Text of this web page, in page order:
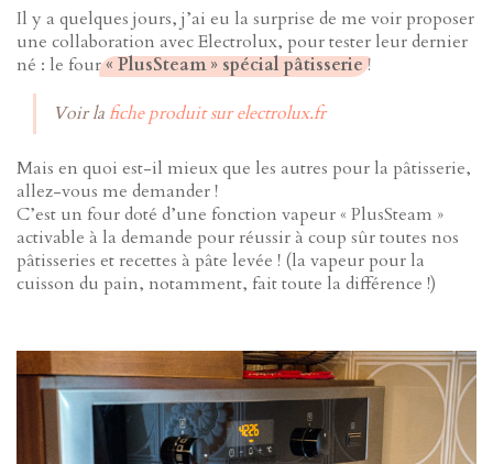
Il y a quelques jours, j’ai eu la surprise de me voir proposer
une collaboration avec Electrolux, pour tester leur dernier
né : le four« PlusSteam » spécial pâtisserie!
Voir lafiche produit sur electrolux.fr
Mais en quoi est-il mieux que les autres pour la pâtisserie,
allez-vous me demander !
C’est un four doté d’une fonction vapeur « PlusSteam »
activable à la demande pour réussir à coup sûr toutes nos
pâtisseries et recettes à pâte levée ! (la vapeur pour la
cuisson du pain, notamment, fait toute la différence !)